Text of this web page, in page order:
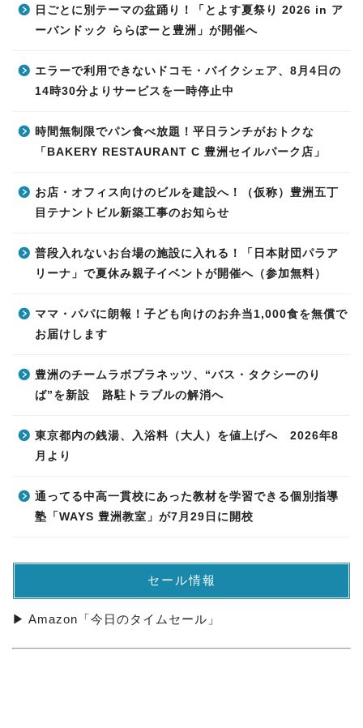
日ごとに別テーマの盆踊り！「とよす夏祭り 2026 in ア
ーバンドック ららぽーと豊洲」が開催へ
エラーで利用できないドコモ・バイクシェア、8月4日の
14時30分よりサービスを一時停止中
時間無制限でパン食べ放題！平日ランチがおトクな
「BAKERY RESTAURANT C 豊洲セイルパーク店」
お店・オフィス向けのビルを建設へ！（仮称）豊洲五丁
目テナントビル新築工事のお知らせ
普段入れないお台場の施設に入れる！「日本財団パラア
リーナ」で夏休み親子イベントが開催へ（参加無料）
ママ・パパに朗報！子ども向けのお弁当1,000食を無償で
お届けします
豊洲のチームラボプラネッツ、“バス・タクシーのり
ば”を新設 路駐トラブルの解消へ
東京都内の銭湯、入浴料（大人）を値上げへ 2026年8
月より
通ってる中高一貫校にあった教材を学習できる個別指導
塾「WAYS 豊洲教室」が7月29日に開校
セール情報
▶ Amazon「今日のタイムセール」